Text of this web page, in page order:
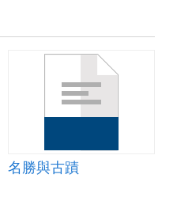
名勝與古蹟